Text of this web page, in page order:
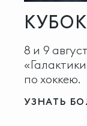
8 и 9
по хоккею.
УЗНАТЬ